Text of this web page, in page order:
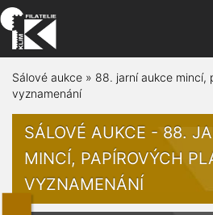
Sálové aukce » 88. jarní aukce mincí,
vyznamenání
SÁLOVÉ AUKCE - 88.
MINCÍ, PAPÍROVÝCH
VYZNAMENÁNÍ